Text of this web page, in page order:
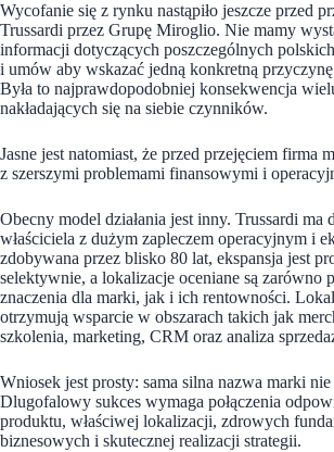
Wycofanie się z rynku nastąpiło jeszcze przed
Trussardi przez Grupę Miroglio. Nie mamy
informacji dotyczących poszczególnych
i umów aby wskazać jedną konkretną
Była to najprawdopodobniej konsekwencja
nakładających się na siebie czynników.
Jasne jest natomiast, że przed przejęciem firma
z szerszymi problemami finansowymi i
Obecny model działania jest inny. Trussardi ma
właściciela z dużym zapleczem operacyjnym i
zdobywana przez blisko 80 lat, ekspansja jest
selektywnie, a lokalizacje oceniane są zarówno
znaczenia dla marki, jak i ich rentowności.
otrzymują wsparcie w obszarach takich jak
szkolenia, marketing, CRM oraz analiza
Wniosek jest prosty: sama silna nazwa marki
Dlugofalowy sukces wymaga połączenia
produktu, właściwej lokalizacji, zdrowych
biznesowych i skutecznej realizacji strategii.